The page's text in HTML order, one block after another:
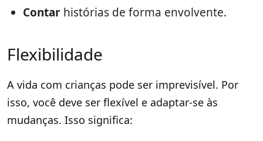
Contar histórias de forma envolvente.
Flexibilidade
A vida com crianças pode ser imprevisível. Por
isso, você deve ser flexível e adaptar-se às
mudanças. Isso significa: